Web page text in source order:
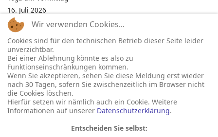
16. Juli 2026
Pilates am Abend
16. Juli 2026
Jumping Fitness Intervall
16. Juli 2026
Jumping Fitness Erwachsene
16. Juli 2026
Wir verwenden Cookies...
Cookies sind für den technischen Betrieb dieser Seite leider
unverzichtbar.
Bei einer Ablehnung könnte es also zu
Funktionseinschränkungen kommen.
Wenn Sie akzeptieren, sehen Sie diese Meldung erst wieder
nach 30 Tagen, sofern Sie zwischenzeitlich im Browser nicht
die Cookies löschen.
Hierfür setzen wir nämlich auch ein Cookie. Weitere
Informationen auf unserer Datenschutzerklärung.
Entscheiden Sie selbst: